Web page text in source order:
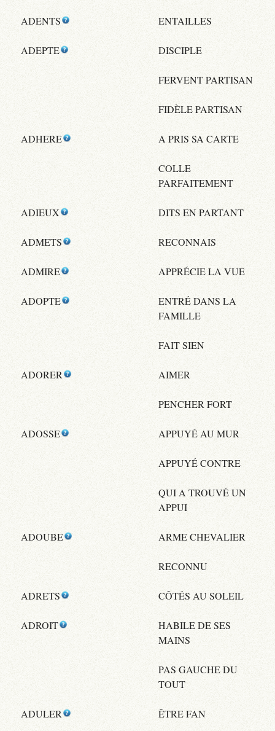
ADENTS ENTAILLES
ADEPTE DISCIPLE
FERVENT PARTISAN
FIDÈLE PARTISAN
ADHERE A PRIS SA CARTE
COLLE
PARFAITEMENT
ADIEUX DITS EN PARTANT
ADMETS RECONNAIS
ADMIRE APPRÉCIE LA VUE
ADOPTE
ENTRÉ DANS LA
FAMILLE
FAIT SIEN
ADORER AIMER
PENCHER FORT
ADOSSE APPUYÉ AU MUR
APPUYÉ CONTRE
QUI A TROUVÉ UN
APPUI
ADOUBE ARME CHEVALIER
RECONNU
ADRETS CÔTÉS AU SOLEIL
ADROIT
HABILE DE SES
MAINS
PAS GAUCHE DU
TOUT
ADULER ÊTRE FAN